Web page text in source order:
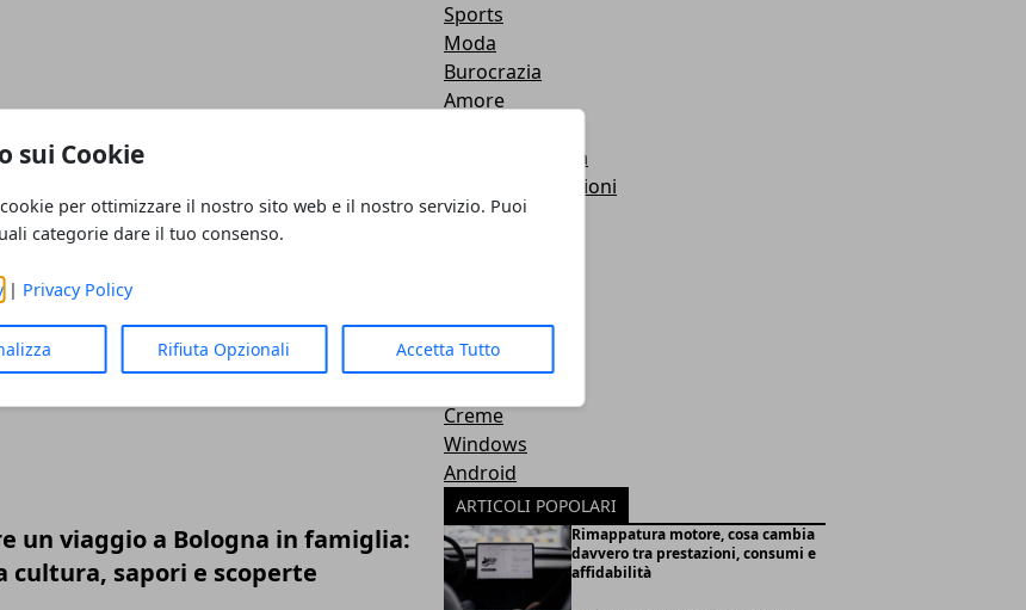
sui Cookie
per ottimizzare il nostro sito web e il nostro servizio. Puoi
categorie dare il tuo consenso.
| Privacy Policy
Rifiuta Opzionali Accetta Tutto
maglietta personalizzata per
dopo i 40 anni: la salute come
un viaggio a Bologna in famiglia:
cultura, sapori e scoperte
Sports
Moda
Burocrazia
Amore
Senza categoria
Lavori e riparazioni
Soldi
Giochi
Siti
Creme
Windows
Android
ARTICOLI POPOLARI
Rimappatura motore, cosa cambia
davvero tra prestazioni, consumi e
affidabilità